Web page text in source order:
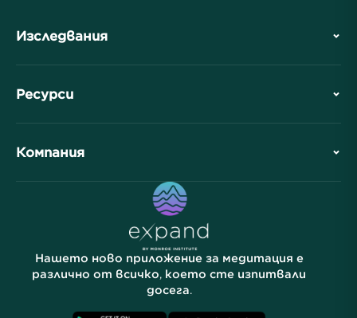
Изследвания
Обзор
Професионално подразделение
Статии
Ресурси
Партньорска програма
Компания
Локации
Често задавани въпроси
Нашето ново приложение за медитация е
различно от всичко, което сте изпитвали
досега.